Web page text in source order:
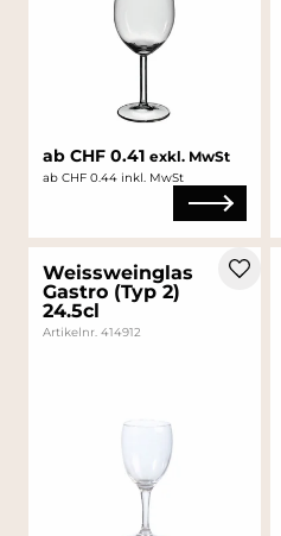
ab CHF 0.41 exkl. MwSt
ab CHF 0.44 inkl. MwSt
Weissweinglas
Gastro (Typ 2)
24.5cl
Artikelnr. 414912